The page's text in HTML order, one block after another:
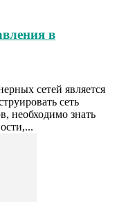
в
сетей является
сеть
необходимо знать